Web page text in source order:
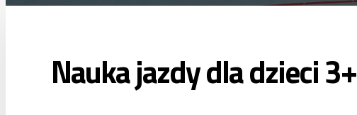
Nauka jazdy dla dzieci 3+